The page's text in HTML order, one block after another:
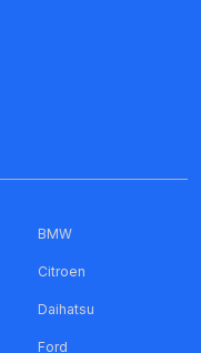
BMW
Citroen
Daihatsu
Ford